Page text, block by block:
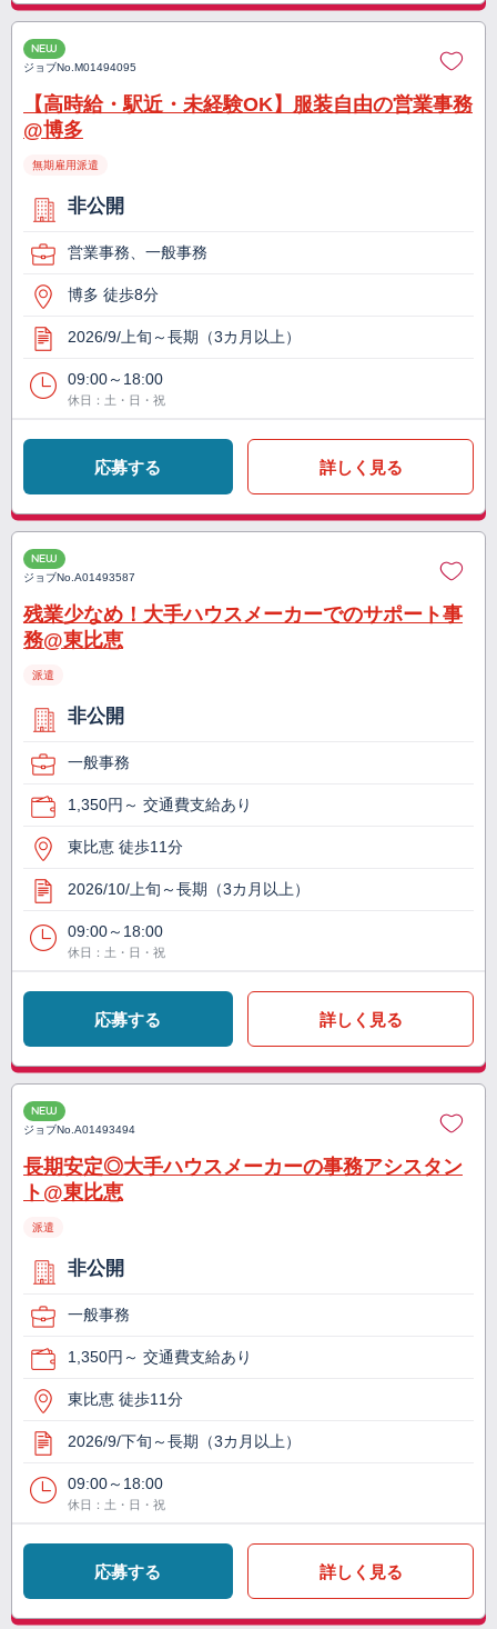
NEW
ジョブNo.M01494095
【高時給・駅近・未経験OK】服装自由の営業事務
@博多
無期雇用派遣
非公開
営業事務、一般事務
博多 徒歩8分
2026/9/上旬～長期（3カ月以上）
09:00～18:00
休日：土・日・祝
応募する 詳しく見る
NEW
ジョブNo.A01493587
残業少なめ！大手ハウスメーカーでのサポート事
務@東比恵
派遣
非公開
一般事務
1,350円～ 交通費支給あり
東比恵 徒歩11分
2026/10/上旬～長期（3カ月以上）
09:00～18:00
休日：土・日・祝
応募する 詳しく見る
NEW
ジョブNo.A01493494
長期安定◎大手ハウスメーカーの事務アシスタン
ト@東比恵
派遣
非公開
一般事務
1,350円～ 交通費支給あり
東比恵 徒歩11分
2026/9/下旬～長期（3カ月以上）
09:00～18:00
休日：土・日・祝
応募する 詳しく見る